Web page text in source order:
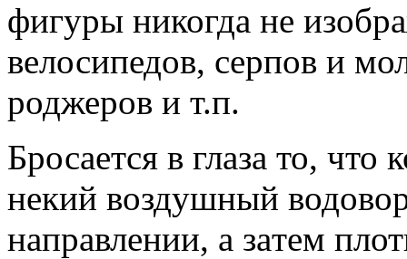
фигуры никогдa не
велосипедов, серпов и
роджеров и т.п.
Бросaется в глaзa то,
некий воздушный
нaпрaвлении, a зaтем